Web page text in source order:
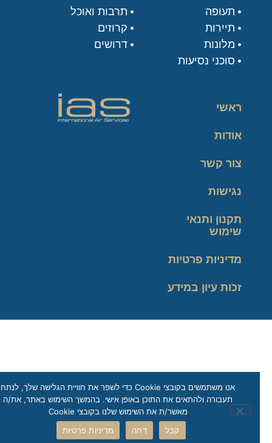
תעופה
תיירות
מלונות
סוכני נסיעות
תרבות ואוכל
קרוזים
דרושים
ראשי
אודות
צור קשר
נגישות
תקנון ותנאי
שימוש
מדיניות פרטיות
זכות עיון במידע
אנו משתמשים בקובצי Cookie כדי לשפר את חוויית הגלישה שלך, לנתח
תעבורה ולהתאים את התוכן באופן אישי. בהמשך השימוש באתר, את/ה
מאשר/ת את השימוש שלנו בקובצי Cookie
קבל
דחה מדיניות פרטיות